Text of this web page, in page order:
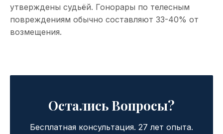
утверждены судьёй. Гонорары по телесным
повреждениям обычно составляют 33-40% от
возмещения.
Остались Вопросы?
Бесплатная консультация. 27 лет опыта.